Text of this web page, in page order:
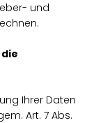
und
Ihrer Daten
Art. 7 Abs.